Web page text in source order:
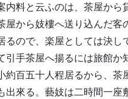
内料と云ふのは、茶屋から
屋から妓樓へ送り込んだ客
るので、楽屋としては決し
引手茶屋へ揚るには旅館か
約百五十人程居るから、茶
出來る。藝妓は二時間一座